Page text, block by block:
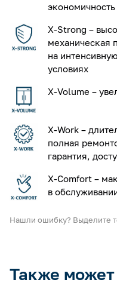
X-Strong –
механическая
на
условиях
X-Volume –
X-Work –
полная
гарантия,
X-Comfort –
в
Нашли ошибку? Выделите
Также может